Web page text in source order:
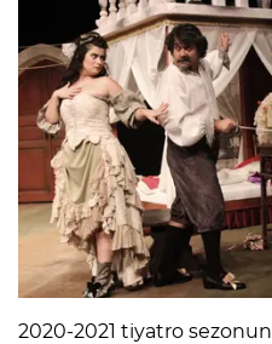
2020-2021 tiyatro